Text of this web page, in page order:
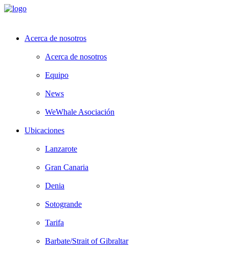
Acerca de nosotros
Acerca de nosotros
Equipo
News
WeWhale Asociación
Ubicaciones
Lanzarote
Gran Canaria
Denia
Sotogrande
Tarifa
Barbate/Strait of Gibraltar